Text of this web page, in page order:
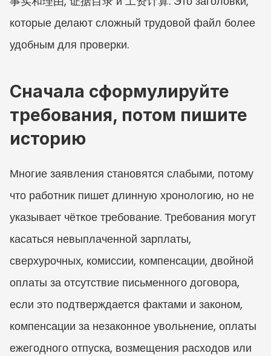
которые делают сложный трудовой файл более
удобным для проверки.
Сначала сформулируйте
требования, потом пишите
историю
Многие заявления становятся слабыми, потому
что работник пишет длинную хронологию, но не
указывает чёткое требование. Требования могут
касаться невыплаченной зарплаты,
сверхурочных, комиссии, компенсации, двойной
оплаты за отсутствие письменного договора,
если это подтверждается фактами и законом,
компенсации за незаконное увольнение, оплаты
ежегодного отпуска, возмещения расходов или